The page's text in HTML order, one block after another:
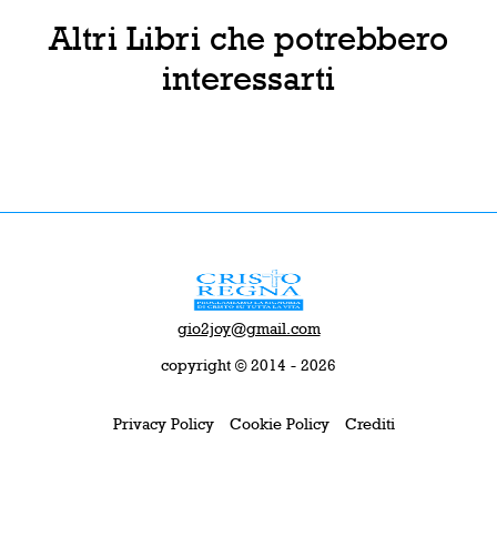
Altri Libri che potrebbero
interessarti
gio2joy@gmail.com
copyright © 2014 - 2026
Privacy Policy Cookie Policy Crediti